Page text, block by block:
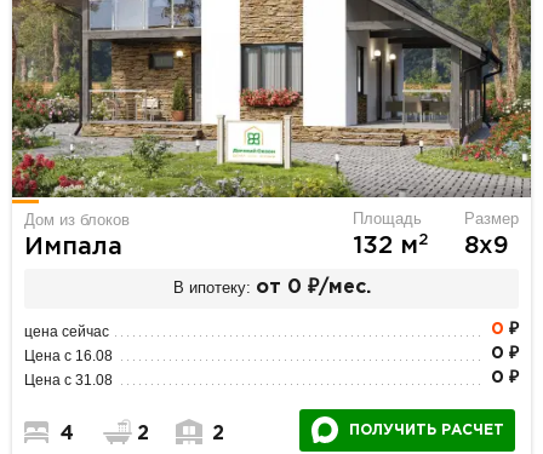
Дом из блоков
Импала
Площадь
132 м2
Размер
8х9
В ипотеку: от 0 ₽/мес.
цена сейчас 0 ₽
Цена с 16.08 0 ₽
Цена с 31.08 0 ₽
4 2 2 ПОЛУЧИТЬ РАСЧЕТ